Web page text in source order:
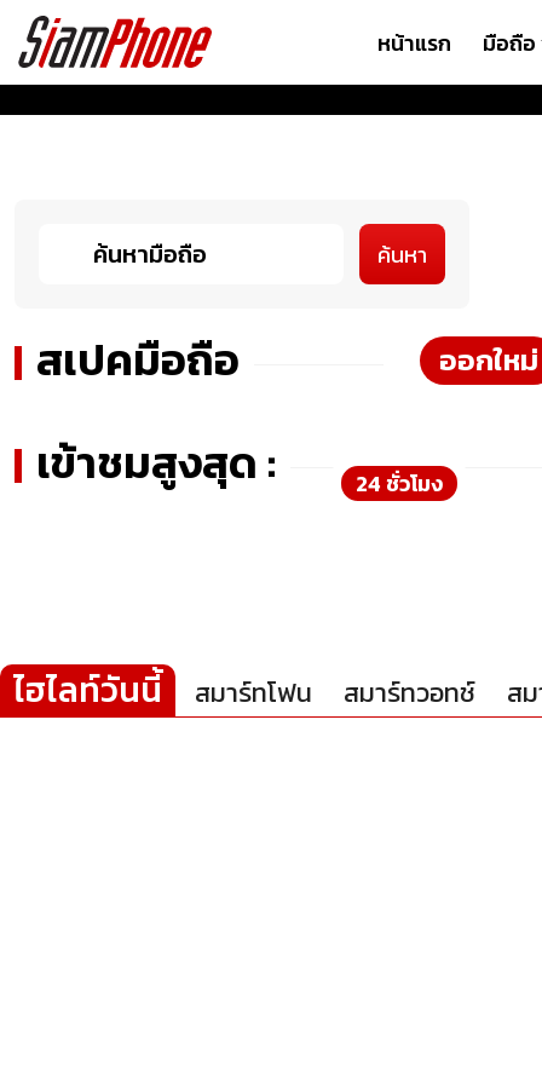
หน้าแรก มือถือ
ค้นหา
สเปคมือถือ ออกใหม่
เข้าชมสูงสุด : 24 ชั่วโมง
ไฮไลท์วันนี้ สมาร์ทโฟน สมาร์ทวอทช์ ส